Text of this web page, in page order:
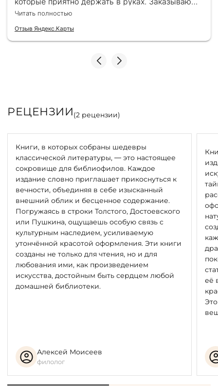
быть именным) в комплекте. Цветовое сочетание
переплёта и упаковки может отличаться от
представленных на фото.
.
здесь уже второй раз для бизнес-партнеров,
всегда всё безупречно — от общения с
консультантами до качества самих книг.
Однозначно рекомендую
Читать полностью
Отзыв Яндекс.Карты
РЕЦЕНЗИИ(2 рецензии)
Книги, в которых собраны шедевры
классической литературы, — это настоящее
сокровище для библиофилов. Каждое
издание словно приглашает прикоснуться к
вечности, объединяя в себе изысканный
внешний облик и бесценное содержание.
Погружаясь в строки Толстого, Достоевского
или Пушкина, ощущаешь особую связь с
культурным наследием, усиливаемую
утончённой красотой оформления. Эти книги
созданы не только для чтения, но и для
любования ими, как произведением
искусства, достойным быть сердцем любой
домашней библиотеки.
Алексей Моисеев
филолог
её